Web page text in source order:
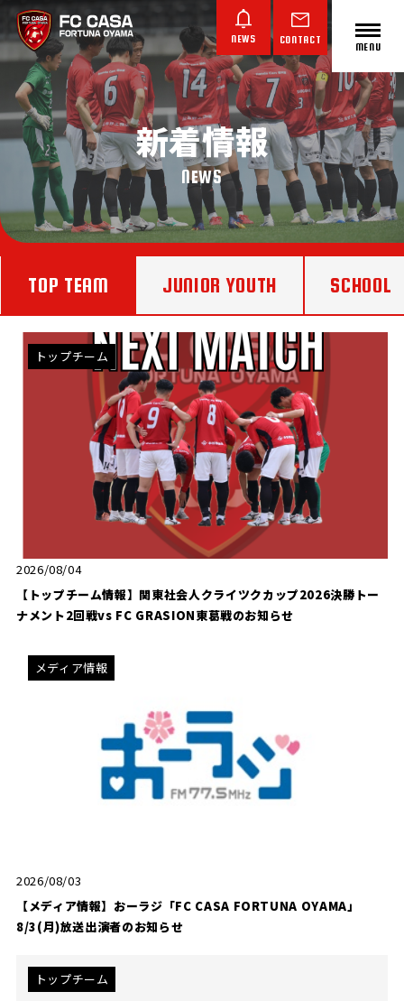
NEWS CONTACT
ABOUT FC CASA
クラブ概要
ジュニアユース ジュニア
CP SOCCER
CPサッカー
SPORTS
ACADEMY
スポーツアカデミー
CASA
PARTNER
ORIGINAL
CONTACT プライバシーポリシー
MENU
新着情報
NEWS
TOP TEAM JUNIOR YOUTH SCHOOL
トップチーム
2026/08/04
【トップチーム情報】関東社会人クライツクカップ2026決勝トー
ナメント2回戦vs FC GRASION東葛戦のお知らせ
メディア情報
2026/08/03
【メディア情報】おーラジ「FC CASA FORTUNA OYAMA」
8/3(月)放送出演者のお知らせ
トップチーム